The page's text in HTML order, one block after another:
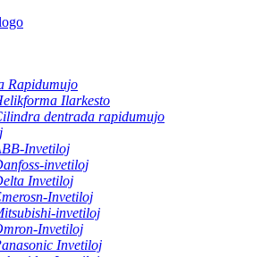
Rapidumujo
Ilarkesto
dentrada rapidumujo
Invetiloj
invetiloj
Invetiloj
Invetiloj
invetiloj
Invetiloj
Invetiloj